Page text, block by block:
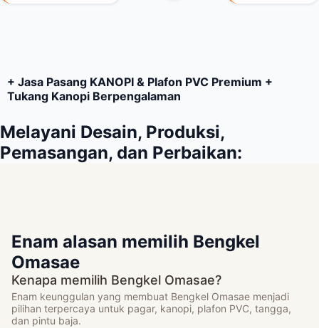
+ Jasa Pasang KANOPI & Plafon PVC Premium +
Tukang Kanopi Berpengalaman
Melayani Desain, Produksi,
Pemasangan, dan Perbaikan:
Enam alasan memilih Bengkel
Omasae
Kenapa memilih Bengkel Omasae?
Enam keunggulan yang membuat Bengkel Omasae menjadi
pilihan terpercaya untuk pagar, kanopi, plafon PVC, tangga,
dan pintu baja.